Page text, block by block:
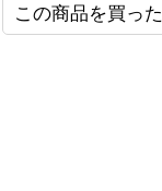
この商品を買っ